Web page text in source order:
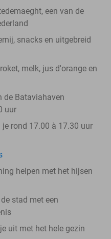
een van de
snacks en uitgebreid
melk, jus d'orange en
de Bataviahaven
uur
rond 17.00 à 17.30 uur
helpen met het hijsen
stad met een
uit met het hele gezin